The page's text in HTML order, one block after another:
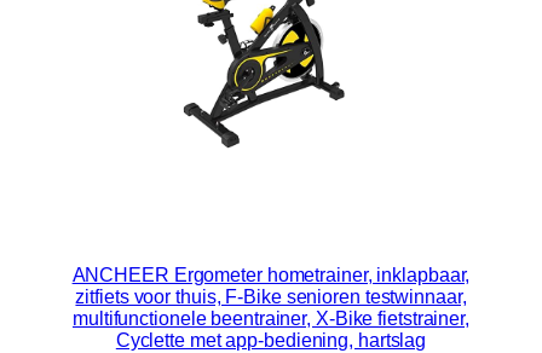
ANCHEER Ergometer hometrainer, inklapbaar,
zitfiets voor thuis, F-Bike senioren testwinnaar,
multifunctionele beentrainer, X-Bike fietstrainer,
Cyclette met app-bediening, hartslag